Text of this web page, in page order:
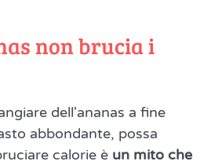
non brucia i
dell'ananas a fine
abbondante, possa
calorie è un mito che